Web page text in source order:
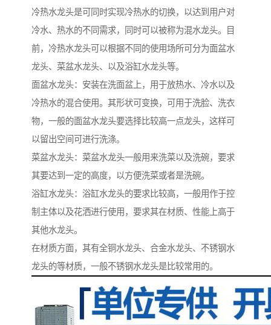
冷热水龙头是可同时实现冷热水的切换，以达到用户对
冷水、热水的不同需求，同时可以被称为混水龙头。目
前，冷热水龙头可以根据不同的使用场所可分为面盆水
龙头、菜盆水龙头、以及浴缸水龙头等。
面盆水龙头：安装在洗面盆上，用于放热水、冷水以及
冷热水的混合使用。其形状可变换，可用于洗脸、洗衣
物，一般的面盆水龙头要选择比较高一点龙头，这样可
以留出空间可进行洗涤。
菜盆水龙头：菜盆水龙头一般用来洗菜以及洗碗，要求
其要达到一定的高度，以方便洗菜或者是洗碗。
浴缸水龙头：浴缸水龙头的要求比较高，一般用作于控
制主体以及花洒进行使用，要求其在材质、性能上高于
其他水龙头。
在材质方面，其有全铜水龙头、合金水龙头、不锈钢水
龙头的等材质，一般不锈钢水龙头是比较常用的。